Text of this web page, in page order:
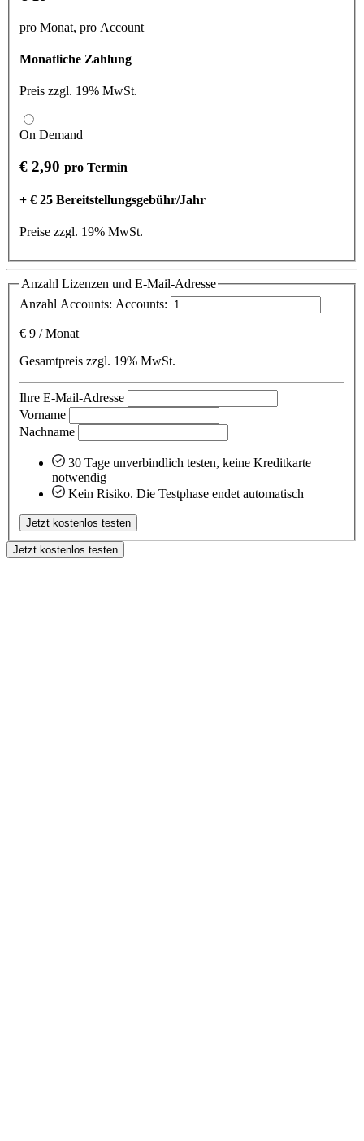
pro Monat, pro Account
Monatliche Zahlung
Preis zzgl. 19% MwSt.
On Demand
€ 2,90 pro Termin
+ € 25 Bereitstellungsgebühr/Jahr
Preise zzgl. 19% MwSt.
Anzahl Lizenzen und E-Mail-Adresse
Anzahl Accounts: Accounts:
€ 9 /Monat
Gesamtpreis zzgl. 19% MwSt.
Ihre E-Mail-Adresse
Vorname
Nachname
30 Tage unverbindlich testen, keine Kreditkarte
notwendig
Kein Risiko. Die Testphase endet automatisch